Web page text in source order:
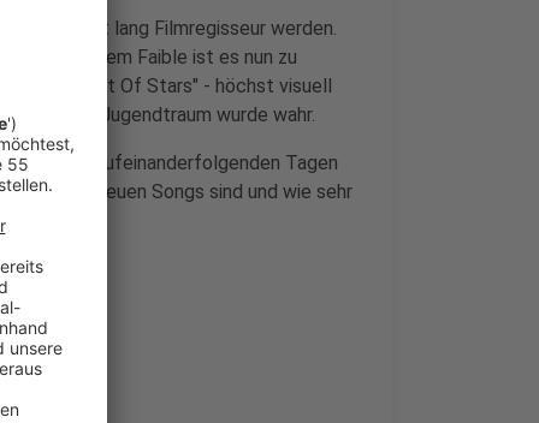
eine Zeit lang Filmregisseur werden.
Auch diesem Faible ist es nun zu
Made Out Of Stars" - höchst visuell
Ein Jugendtraum wurde wahr.
an aufeinanderfolgenden Tagen
mir diese neuen Songs sind und wie sehr